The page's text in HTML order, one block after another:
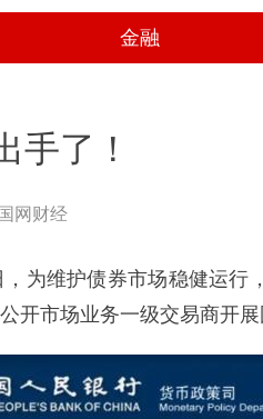
金融
手了！
网财经
为维护债券市场稳健运行
开市场业务一级交易商开展